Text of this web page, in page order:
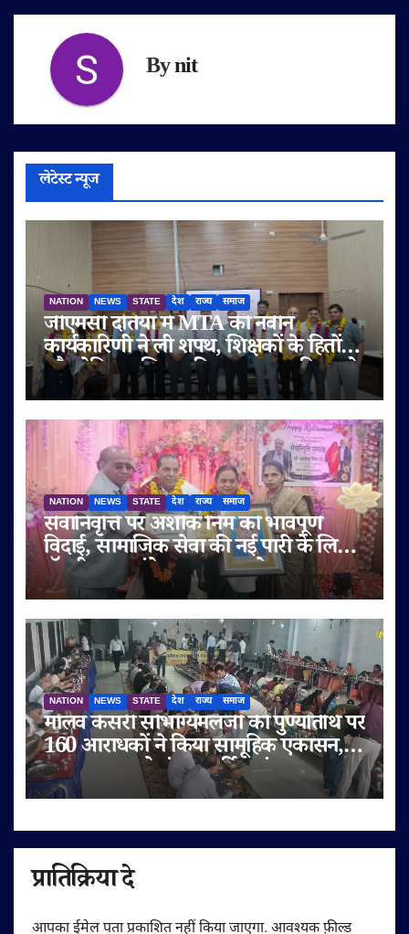
Bynit
लेटेस्ट न्यूज
NATION NEWS STATE देश राज्य समाज
जीएमसी दतिया में MTA की नवीन
कार्यकारिणी ने ली शपथ, शिक्षकों के हितों
और मेडिकल शिक्षा की गुणवत्ता पर दिया जोर
NATION NEWS STATE देश राज्य समाज
सेवानिवृत्ति पर अशोक निम को भावपूर्ण
विदाई, सामाजिक सेवा की नई पारी के लिए
डॉ. बी.आर. अंबेडकर सम्मान से नवाजा
NATION NEWS STATE देश राज्य समाज
मालव केसरी सौभाग्यमलजी की पुण्यतिथि पर
160 आराधकों ने किया सामूहिक एकासन,
तप-आराधना से गूंजा चतुर्विध संघ
प्रातिक्रिया दे
आपका ईमेल पता प्रकाशित नहीं किया जाएगा. आवश्यक फ़ील्ड